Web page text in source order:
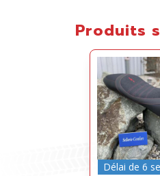
Produits
Délai de 6